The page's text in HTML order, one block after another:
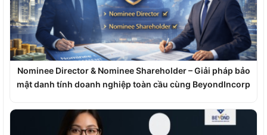
Nominee Director & Nominee Shareholder – Giải pháp bảo
mật danh tính doanh nghiệp toàn cầu cùng BeyondIncorp